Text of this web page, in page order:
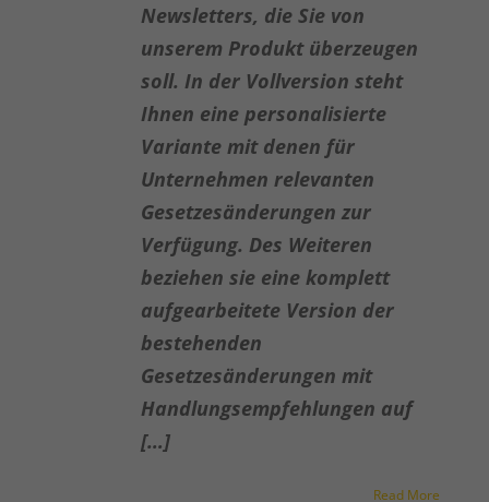
Newsletters, die Sie von
unserem Produkt überzeugen
soll. In der Vollversion steht
Ihnen eine personalisierte
Variante mit denen für
Unternehmen relevanten
Gesetzesänderungen zur
Verfügung. Des Weiteren
beziehen sie eine komplett
aufgearbeitete Version der
bestehenden
Gesetzesänderungen mit
Handlungsempfehlungen auf
[…]
Read More